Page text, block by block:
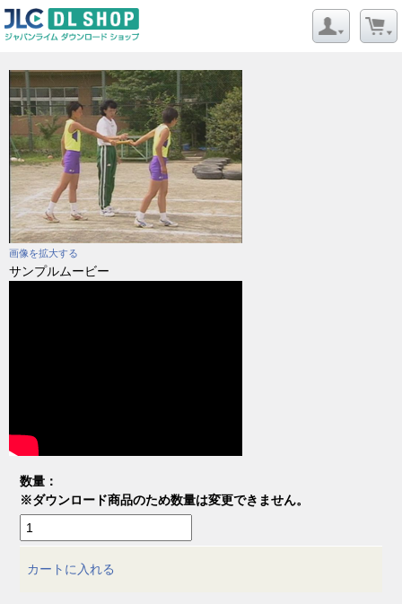
画像を拡大する
サンプルムービー
数量：
※ダウンロード商品のため数量は変更できません。
カートに入れる